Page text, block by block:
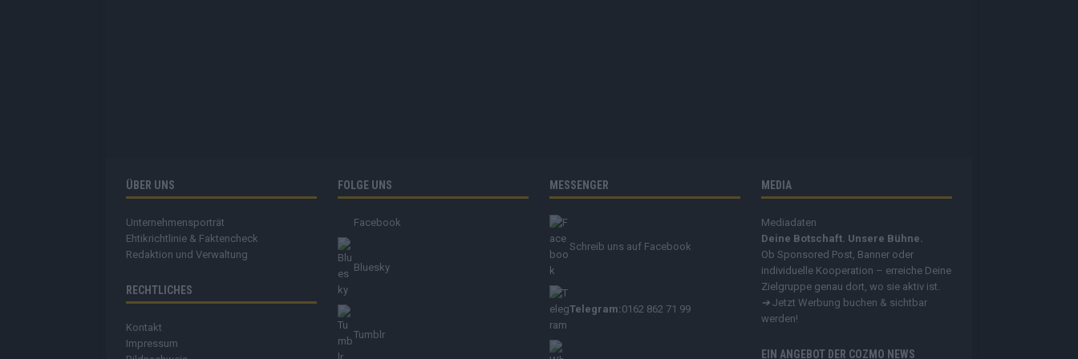
ÜBER UNS
Unternehmensporträt
Ehtikrichtlinie & Faktencheck
Redaktion und Verwaltung
RECHTLICHES
Kontakt
Impressum
FOLGE UNS
Facebook
Bluesky
Tumblr
MESSENGER
Schreib uns auf Facebook
Telegram:0162 862 71 99
MEDIA
Mediadaten
Deine Botschaft. Unsere Bühne.
Ob Sponsored Post, Banner oder
individuelle Kooperation – erreiche Deine
Zielgruppe genau dort, wo sie aktiv ist.
➔ Jetzt Werbung buchen & sichtbar
werden!
EIN ANGEBOT DER COZMO NEWS